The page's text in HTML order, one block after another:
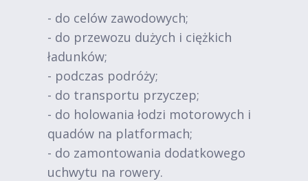
- do celów zawodowych;
- do przewozu dużych i ciężkich
ładunków;
- podczas podróży;
- do transportu przyczep;
- do holowania łodzi motorowych i
quadów na platformach;
- do zamontowania dodatkowego
uchwytu na rowery.